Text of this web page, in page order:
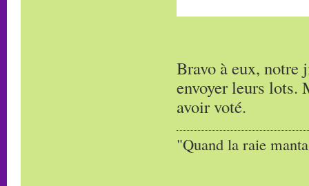
Bravo à eux, notre
envoyer leurs lots.
avoir voté.
"Quand la raie